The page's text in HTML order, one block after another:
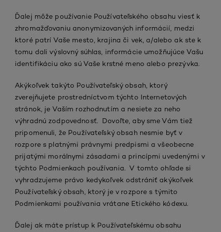
Ďalej môže používanie Používateľského obsahu viesť k
zhromažďovaniu anonymizovaných informácií, medzi
ktoré patrí Vaše mesto, krajina či vek, a/alebo ak ste k
tomu dali výslovný súhlas, informácie umožňujúce Vašu
identifikáciu ako sú Vaše krstné meno alebo prezývka.
Akýkoľvek takýto Používateľský obsah, ktorý
zverejňujete prostredníctvom týchto Internetových
stránok, je Vaším rozhodnutím a nesiete za neho
výhradnú zodpovednosť. Dovoľte, aby sme Vám tiež
pripomenuli, že Používateľský obsah nesmie byť v
rozpore s platnými právnymi predpismi a všeobecne
prijatými morálnymi zásadami a princípmi uvedenými v
týchto Podmienkach používania. V tomto ohľade si
vyhradzujeme právo kedykoľvek odstrániť akýkoľvek
Používateľský obsah, ktorý je v rozpore s týmito
Podmienkami používania vrátane Etického kódexu.
Ďalej ak máte prístup k Používateľskému obsahu